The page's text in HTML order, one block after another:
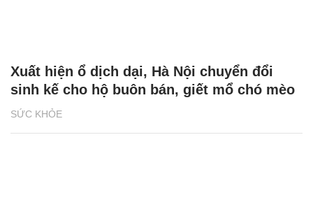
SỨC KHỎE
Xuất hiện ổ dịch dại, Hà Nội chuyển đổi
sinh kế cho hộ buôn bán, giết mổ chó mèo